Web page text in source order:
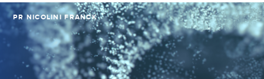
PR NICOLINI FRANCK